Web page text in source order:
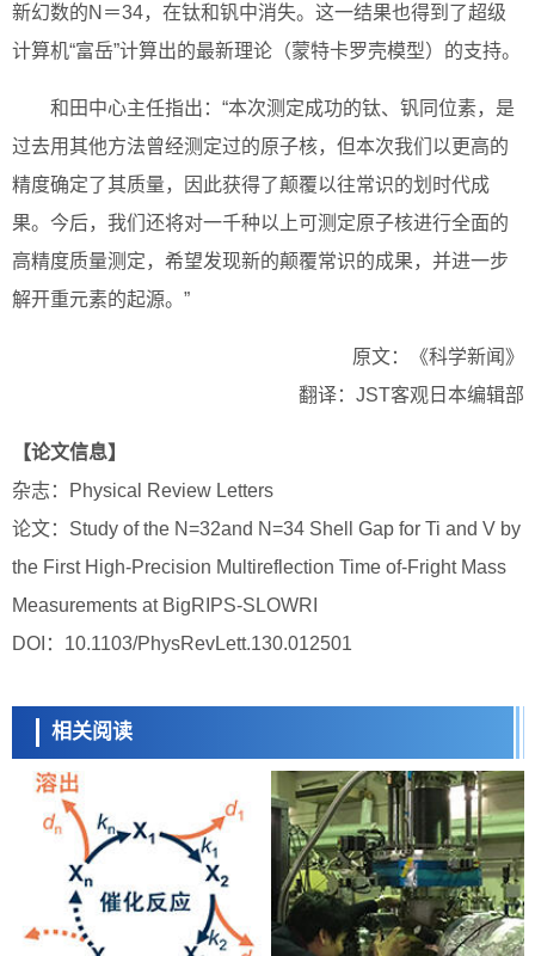
新幻数的N＝34，在钛和钒中消失。这一结果也得到了超级
计算机“富岳”计算出的最新理论（蒙特卡罗壳模型）的支持。
和田中心主任指出：“本次测定成功的钛、钒同位素，是
过去用其他方法曾经测定过的原子核，但本次我们以更高的
精度确定了其质量，因此获得了颠覆以往常识的划时代成
果。今后，我们还将对一千种以上可测定原子核进行全面的
高精度质量测定，希望发现新的颠覆常识的成果，并进一步
解开重元素的起源。”
原文：《科学新闻》
翻译：JST客观日本编辑部
【论文信息】
杂志：Physical Review Letters
论文：Study of the N=32and N=34 Shell Gap for Ti and V by
the First High-Precision Multireflection Time of-Fright Mass
Measurements at BigRIPS-SLOWRI
DOI：10.1103/PhysRevLett.130.012501
相关阅读